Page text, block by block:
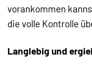
vorankommen
die volle Kontrolle
Langlebig und